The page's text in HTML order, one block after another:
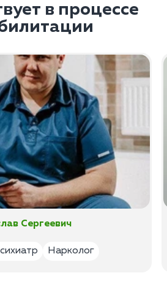
в процессе
Сергеевич
Нарколог